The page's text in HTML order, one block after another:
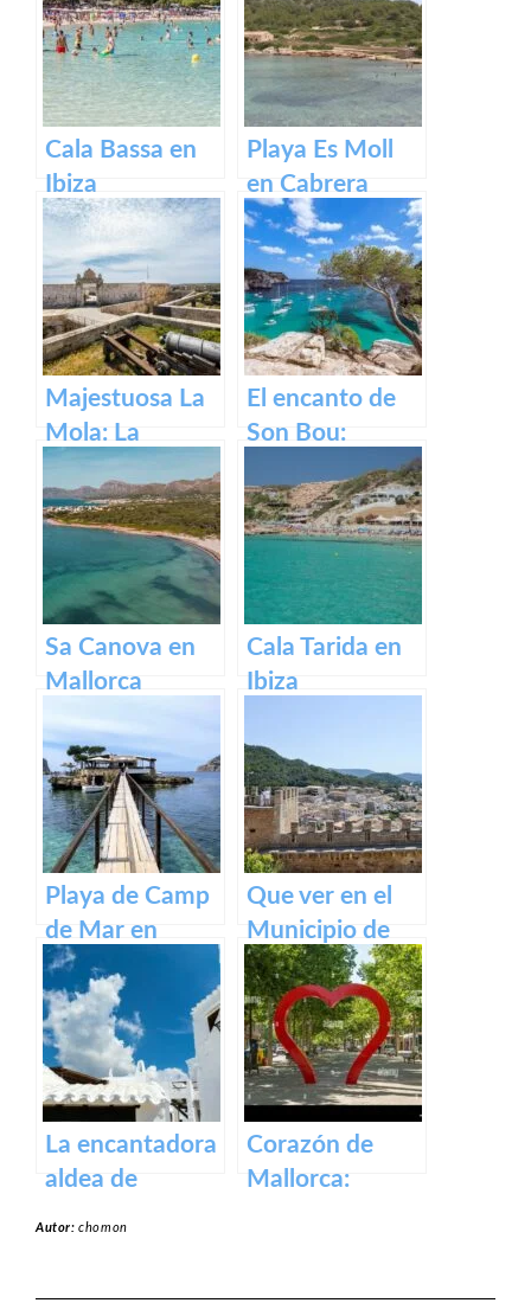
Mallorca.
Cala Bassa en
Ibiza
Playa Es Moll
en Cabrera
Majestuosa La
Mola: La
Fortaleza de
Menorca
El encanto de
Son Bou:
descubre la
belleza de
Menorca
Sa Canova en
Mallorca
Cala Tarida en
Ibiza
Playa de Camp
de Mar en
Mallorca
Que ver en el
Municipio de
Capdepera en
Baleares
La encantadora
aldea de
Corazón de
Mallorca:
Autor:chomon